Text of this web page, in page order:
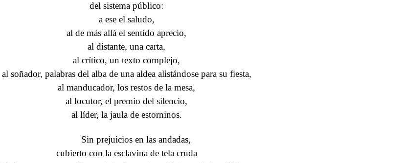
del sistema público:
a ese el saludo,
al de más allá el sentido aprecio,
al distante, una carta,
al crítico, un texto complejo,
al soñador, palabras del alba de una aldea alistándose para su fiesta,
al manducador, los restos de la mesa,
al locutor, el premio del silencio,
al líder, la jaula de estorninos.
Sin prejuicios en las andadas,
cubierto con la esclavina de tela cruda